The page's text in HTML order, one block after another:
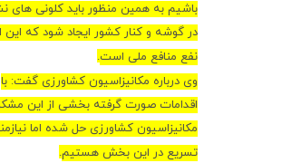
باشیم به همین منظور باید کلونی های
در گوشه و کنار کشور ایجاد شود که این
نفع منافع ملی است.
وی درباره مکانیزاسیون کشاورزی گفت: با
اقدامات صورت گرفته بخشی از این
مکانیزاسیون کشاورزی حل شده اما
تسریع در این بخش هستیم.